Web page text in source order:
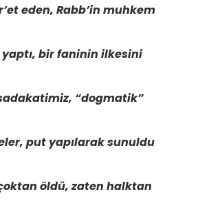
eden, Rabb’in muhkem
bir faninin ilkesini
“dogmatik”
put yapılarak sunuldu
öldü, zaten halktan